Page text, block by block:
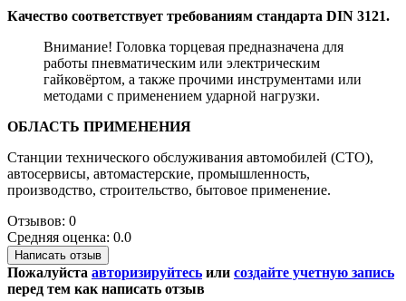
Качество соответствует требованиям стандарта DIN 3121.
Внимание! Головка торцевая предназначена для
работы пневматическим или электрическим
гайковёртом, а также прочими инструментами или
методами с применением ударной нагрузки.
ОБЛАСТЬ ПРИМЕНЕНИЯ
Станции технического обслуживания автомобилей (СТО),
автосервисы, автомастерские, промышленность,
производство, строительство, бытовое применение.
Отзывов: 0
Средняя оценка: 0.0
Написать отзыв
Пожалуйста авторизируйтесь или создайте учетную запись
перед тем как написать отзыв